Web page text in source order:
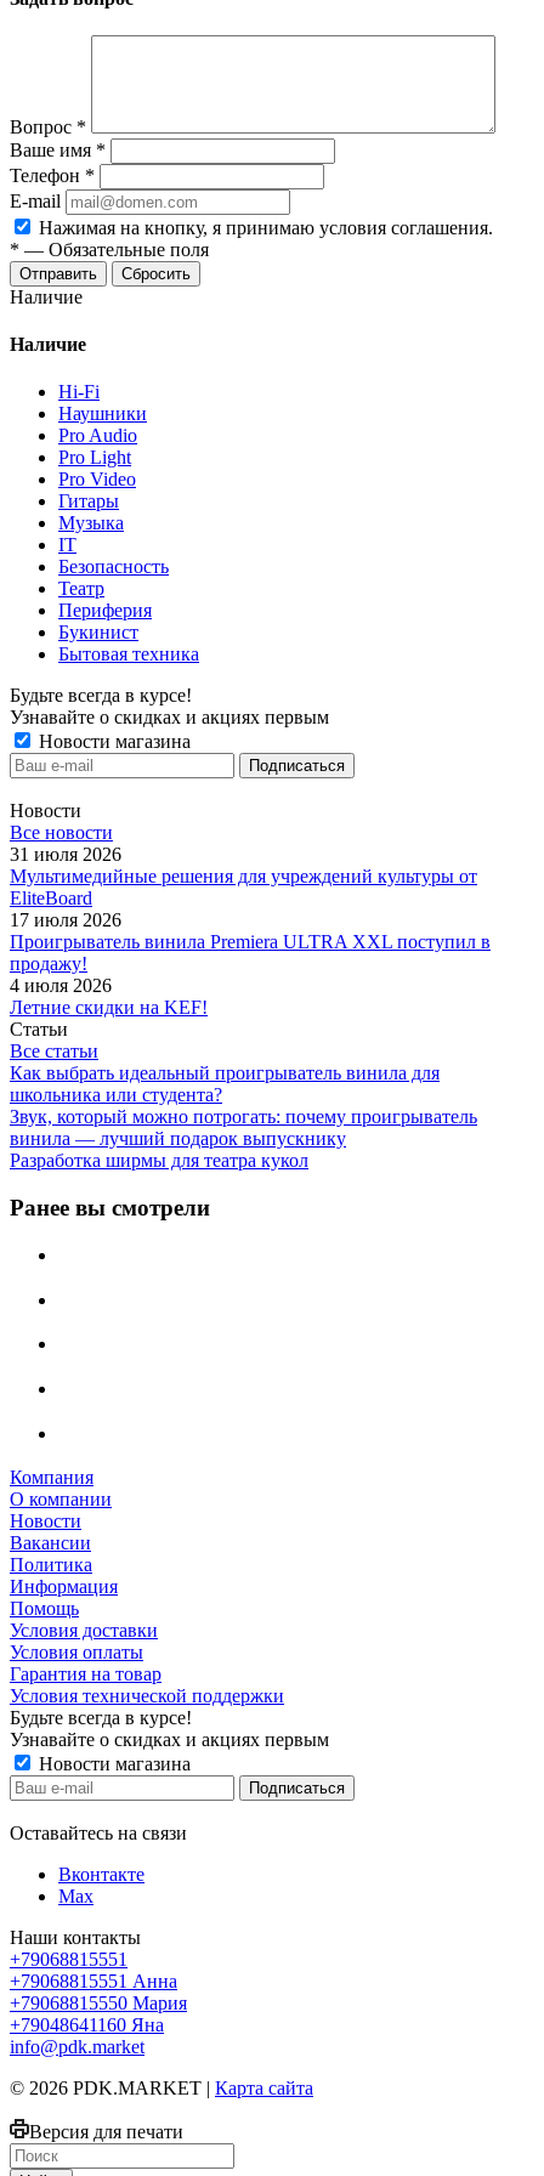
Вопрос *
Ваше имя *
Телефон *
E-mail
Нажимая на кнопку, я принимаю условия соглашения.
* — Обязательные поля
Отправить Сбросить
Наличие
Наличие
Hi-Fi
Наушники
Pro Audio
Pro Light
Pro Video
Гитары
Музыка
IT
Безопасность
Театр
Периферия
Букинист
Бытовая техника
Будьте всегда в курсе!
Узнавайте о скидках и акциях первым
Новости магазина
Новости
Все новости
31 июля 2026
Мультимедийные решения для учреждений культуры от
EliteBoard
17 июля 2026
Проигрыватель винила Premiera ULTRA XXL поступил в
продажу!
4 июля 2026
Летние скидки на KEF!
Статьи
Все статьи
Как выбрать идеальный проигрыватель винила для
школьника или студента?
Звук, который можно потрогать: почему проигрыватель
винила — лучший подарок выпускнику
Разработка ширмы для театра кукол
Ранее вы смотрели
Компания
О компании
Новости
Вакансии
Политика
Информация
Помощь
Условия доставки
Условия оплаты
Гарантия на товар
Условия технической поддержки
Будьте всегда в курсе!
Узнавайте о скидках и акциях первым
Новости магазина
Оставайтесь на связи
Вконтакте
Max
Наши контакты
+79068815551
+79068815551 Анна
+79068815550 Мария
+79048641160 Яна
info@pdk.market
© 2026 PDK.MARKET | Карта сайта
Версия для печати